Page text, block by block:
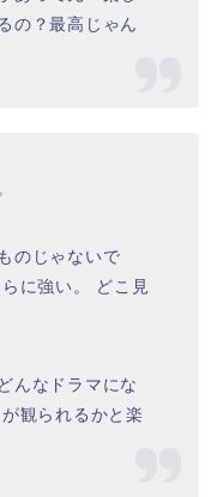
の？最高じゃん
のじゃないで
に強い。 どこ見
んなドラマにな
観られるかと楽